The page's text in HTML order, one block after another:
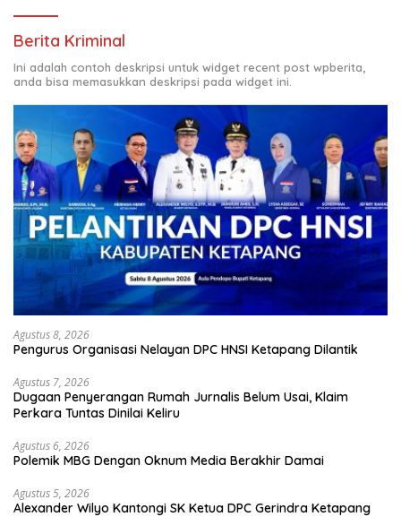
Berita Kriminal
Ini adalah contoh deskripsi untuk widget recent post wpberita,
anda bisa memasukkan deskripsi pada widget ini.
Agustus 8, 2026
Pengurus Organisasi Nelayan DPC HNSI Ketapang Dilantik
Agustus 7, 2026
Dugaan Penyerangan Rumah Jurnalis Belum Usai, Klaim
Perkara Tuntas Dinilai Keliru
Agustus 6, 2026
Polemik MBG Dengan Oknum Media Berakhir Damai
Agustus 5, 2026
Alexander Wilyo Kantongi SK Ketua DPC Gerindra Ketapang